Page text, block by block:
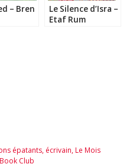
– Bren
Le Silence d’Isra –
Etaf Rum
épatants, écrivain,Le Mois
Club